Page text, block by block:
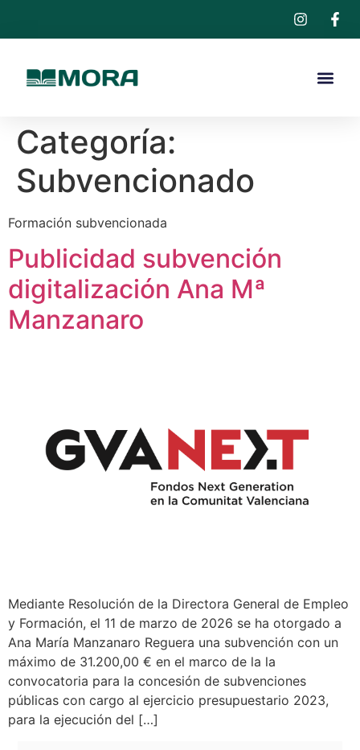
Categoría:
Subvencionado
Formación subvencionada
Publicidad subvención
digitalización Ana Mª
Manzanaro
Mediante Resolución de la Directora General de Empleo
y Formación, el 11 de marzo de 2026 se ha otorgado a
Ana María Manzanaro Reguera una subvención con un
máximo de 31.200,00 € en el marco de la la
convocatoria para la concesión de subvenciones
públicas con cargo al ejercicio presupuestario 2023,
para la ejecución del […]